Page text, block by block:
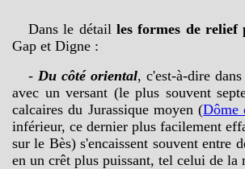
Dans le détail les formes de relief
Gap et Digne :
- Du côté oriental, c'est-à-dire
avec un versant (le plus souvent
calcaires du Jurassique moyen (Dôme
inférieur, ce dernier plus facilement
sur le Bès) s'encaissent souvent entre
en un crêt plus puissant, tel celui de la